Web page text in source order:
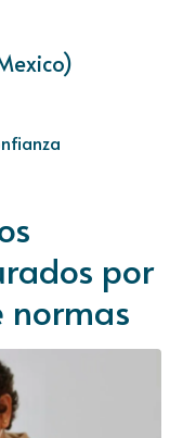
por
normas